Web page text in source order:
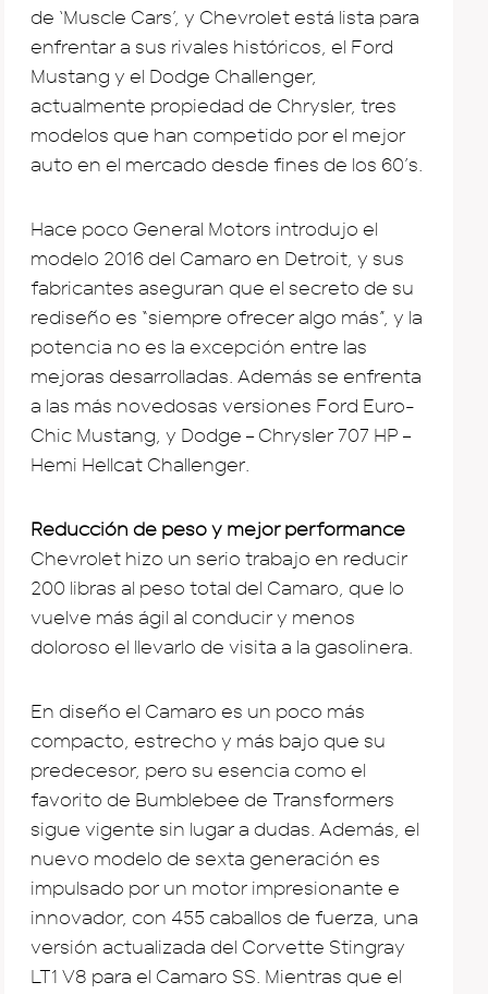
de ‘Muscle Cars’, y Chevrolet está lista para
enfrentar a sus rivales históricos, el Ford
Mustang y el Dodge Challenger,
actualmente propiedad de Chrysler, tres
modelos que han competido por el mejor
auto en el mercado desde fines de los 60’s.
Hace poco General Motors introdujo el
modelo 2016 del Camaro en Detroit, y sus
fabricantes aseguran que el secreto de su
rediseño es “siempre ofrecer algo más”, y la
potencia no es la excepción entre las
mejoras desarrolladas. Además se enfrenta
a las más novedosas versiones Ford Euro-
Chic Mustang, y Dodge – Chrysler 707 HP –
Hemi Hellcat Challenger.
Reducción de peso y mejor performance
Chevrolet hizo un serio trabajo en reducir
200 libras al peso total del Camaro, que lo
vuelve más ágil al conducir y menos
doloroso el llevarlo de visita a la gasolinera.
En diseño el Camaro es un poco más
compacto, estrecho y más bajo que su
predecesor, pero su esencia como el
favorito de Bumblebee de Transformers
sigue vigente sin lugar a dudas. Además, el
nuevo modelo de sexta generación es
impulsado por un motor impresionante e
innovador, con 455 caballos de fuerza, una
versión actualizada del Corvette Stingray
LT1 V8 para el Camaro SS. Mientras que el